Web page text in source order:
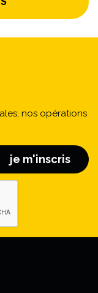
nos opérations
je m'inscris